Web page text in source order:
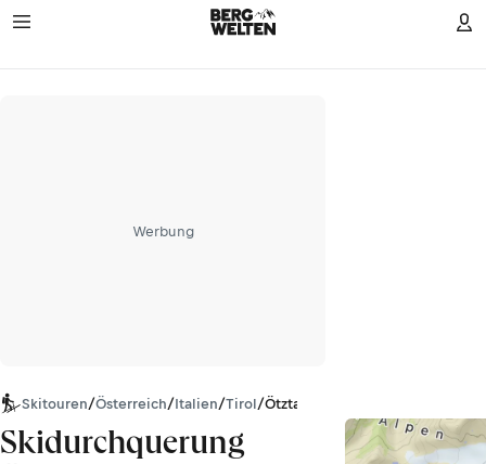
Werbung
Skitouren/Österreich/Italien/Tirol/Ötztaler Alpen
Skidurchquerung